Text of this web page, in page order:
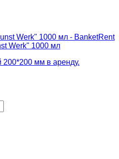
Werk" 1000 мл
200*200 мм в аренду.